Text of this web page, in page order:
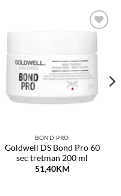
listu
BOND PRO
Goldwell DS Bond Pro 60
sec tretman 200 ml
51,40KM